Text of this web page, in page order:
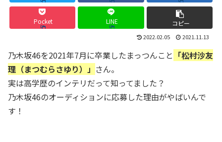
Pocket LINE コピー
2022.02.05 2021.11.13
乃木坂46を2021年7月に卒業したまっつんこと 「松村沙友
理（まつむらさゆり）」 さん。
実は高学歴のインテリだって知ってました？
乃木坂46のオーディションに応募した理由がやばいんで
す！